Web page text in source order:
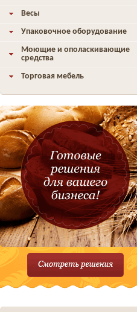
Весы
Упаковочное оборудование
Моющие и ополаскивающие
средства
Торговая мебель